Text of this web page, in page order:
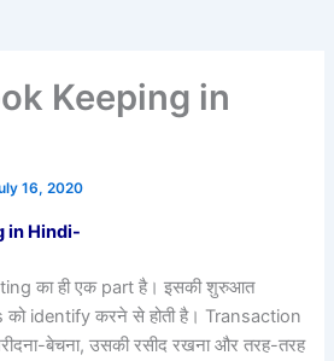
Keeping in
16, 2020
in Hindi-
का ही एक part है। इसकी शुरुआत
identify करने से होती है। Transaction
बेचना, उसकी रसीद रखना और तरह-तरह